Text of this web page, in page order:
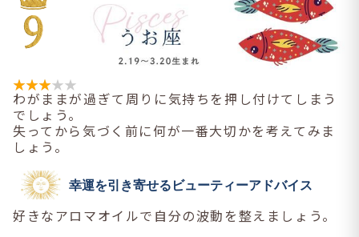
わがままが過ぎて周りに気持ちを押し付けてしまう
でしょう。
失ってから気づく前に何が一番大切かを考えてみま
しょう。
幸運を引き寄せるビューティーアドバイス
好きなアロマオイルで自分の波動を整えましょう。